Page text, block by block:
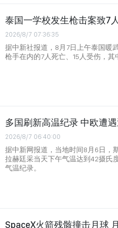
泰国一学校发生枪击案致7
2026/8/7 07:36:35
据中新社报道，8月7日上午泰国暖
枪手在内的7人死亡、15人受伤，其
多国刷新高温纪录 中欧遭
2026/8/7 06:40:00
据中新网报道，当地时间8月6日，
拉赫廷采当天下午气温达到42摄氏
气温纪录。
SpaceX火箭残骸撞击月球